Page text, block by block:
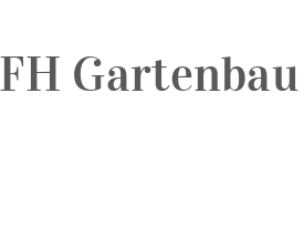
Gartenbau